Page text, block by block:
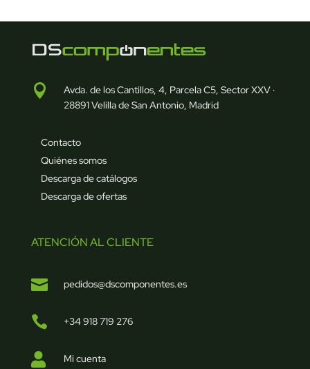

Avda. de los Cantillos, 4, Parcela C5, Sector XXV ·
28891 Velilla de San Antonio, Madrid
Contacto
Quiénes somos
Descarga de catálogos
Descarga de ofertas
ATENCIÓN AL CLIENTE
 pedidos@dscomponentes.es
 +34 918 719 276
 Mi cuenta